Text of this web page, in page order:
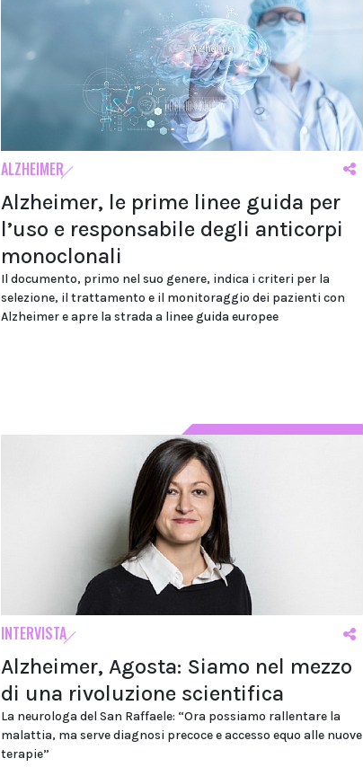
ALZHEIMER
Alzheimer, le prime linee guida per
l’uso e responsabile degli anticorpi
monoclonali
Il documento, primo nel suo genere, indica i criteri per la
selezione, il trattamento e il monitoraggio dei pazienti con
Alzheimer e apre la strada a linee guida europee
INTERVISTA
Alzheimer, Agosta: Siamo nel mezzo
di una rivoluzione scientifica
La neurologa del San Raffaele: “Ora possiamo rallentare la
malattia, ma serve diagnosi precoce e accesso equo alle nuove
terapie”